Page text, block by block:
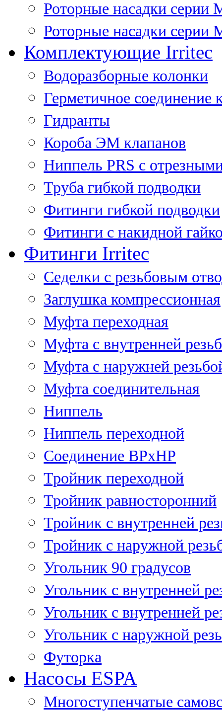
Роторные насадки серии
Роторные насадки серии
Комплектующие Irritec
Водоразборные колонки
Герметичное соединение
Гидранты
Короба ЭМ клапанов
Ниппель PRS с
Труба гибкой подводки
Фитинги гибкой подводки
Фитинги с накидной
Фитинги Irritec
Седелки с резьбовым
Заглушка компрессионная
Муфта переходная
Муфта с внутренней
Муфта с наружней
Муфта соединительная
Ниппель
Ниппель переходной
Соединение ВРхНР
Тройник переходной
Тройник равносторонний
Тройник с внутренней
Тройник с наружной
Угольник 90 градусов
Угольник c внутренней
Угольник с внутренней
Угольник с наружной
Футорка
Насосы ESPA
Многоступенчатые